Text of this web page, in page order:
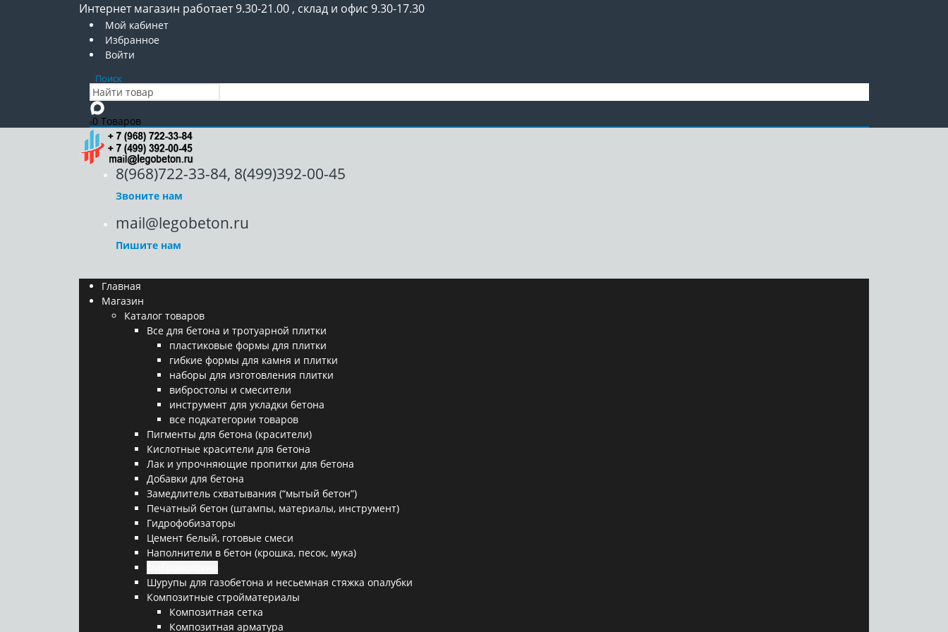
Интернет магазин работает 9.30-21.00 , склад и офис 9.30-17.30
Мой кабинет
Избранное
Войти
Поиск
00 Товаров
8(968)722-33-84, 8(499)392-00-45
Звоните нам
mail@legobeton.ru
Пишите нам
Главная
Магазин
Каталог товаров
Все для бетона и тротуарной плитки
пластиковые формы для плитки
гибкие формы для камня и плитки
наборы для изготовления плитки
вибростолы и смесители
инструмент для укладки бетона
все подкатегории товаров
Пигменты для бетона (красители)
Кислотные красители для бетона
Лак и упрочняющие пропитки для бетона
Добавки для бетона
Замедлитель схватывания (“мытый бетон”)
Печатный бетон (штампы, материалы, инструмент)
Гидрофобизаторы
Цемент белый, готовые смеси
Наполнители в бетон (крошка, песок, мука)
Шурупы для газобетона и несьемная стяжка опалубки
Композитные стройматериалы
Композитная сетка
Композитная арматура